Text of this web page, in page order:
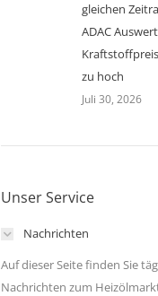
gleichen
ADAC
zu hoch
Juli 30, 2026
Unser Service
Nachrichten
Auf dieser Seite finden Sie
Nachrichten zum